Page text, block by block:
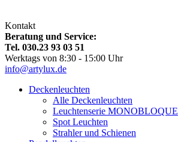
Kontakt
Beratung und Service:
Tel. 030.23 93 03 51
Werktags von 8:30 - 15:00 Uhr
info@artylux.de
Deckenleuchten
Alle Deckenleuchten
Leuchtenserie MONOBLOQUE
Spot Leuchten
Strahler und Schienen